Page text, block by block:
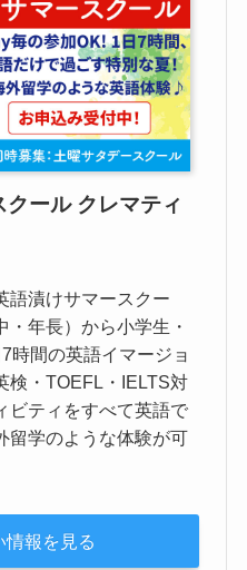
ール クレマティ
語漬けサマースクー
・年長）から小学生・
時間の英語イマージョ
検・TOEFL・IELTS対
ビティをすべて英語で
留学のような体験が可
情報を見る